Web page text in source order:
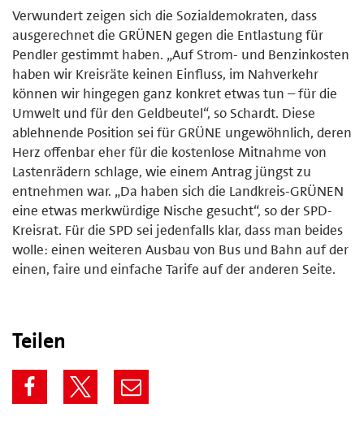
Verwundert zeigen sich die Sozialdemokraten, dass
ausgerechnet die GRÜNEN gegen die Entlastung für
Pendler gestimmt haben. „Auf Strom- und Benzinkosten
haben wir Kreisräte keinen Einfluss, im Nahverkehr
können wir hingegen ganz konkret etwas tun – für die
Umwelt und für den Geldbeutel“, so Schardt. Diese
ablehnende Position sei für GRÜNE ungewöhnlich, deren
Herz offenbar eher für die kostenlose Mitnahme von
Lastenrädern schlage, wie einem Antrag jüngst zu
entnehmen war. „Da haben sich die Landkreis-GRÜNEN
eine etwas merkwürdige Nische gesucht“, so der SPD-
Kreisrat. Für die SPD sei jedenfalls klar, dass man beides
wolle: einen weiteren Ausbau von Bus und Bahn auf der
einen, faire und einfache Tarife auf der anderen Seite.
Teilen